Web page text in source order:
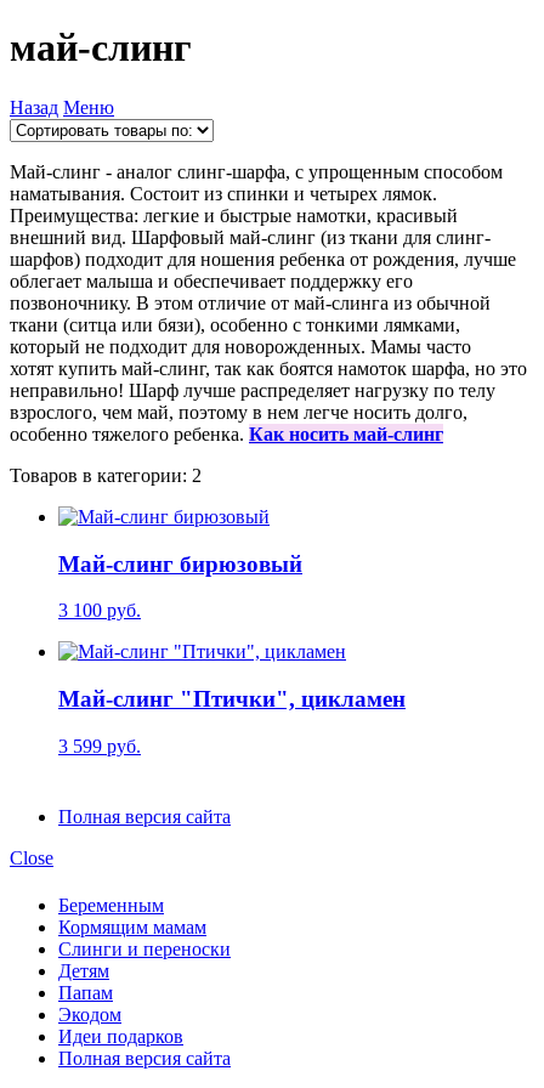
май-слинг
Назад Меню
Май-слинг - аналог слинг-шарфа, с упрощенным способом
наматывания. Состоит из спинки и четырех лямок.
Преимущества: легкие и быстрые намотки, красивый
внешний вид. Шарфовый май-слинг (из ткани для слинг-
шарфов) подходит для ношения ребенка от рождения, лучше
облегает малыша и обеспечивает поддержку его
позвоночнику. В этом отличие от май-слинга из обычной
ткани (ситца или бязи), особенно с тонкими лямками,
который не подходит для новорожденных. Мамы часто
хотят купить май-слинг, так как боятся намоток шарфа, но это
неправильно! Шарф лучше распределяет нагрузку по телу
взрослого, чем май, поэтому в нем легче носить долго,
особенно тяжелого ребенка. Как носить май-слинг
Товаров в категории: 2
Май-слинг бирюзовый
3 100 руб.
Май-слинг "Птички", цикламен
3 599 руб.
Полная версия сайта
Close
Беременным
Кормящим мамам
Слинги и переноски
Детям
Папам
Экодом
Идеи подарков
Полная версия сайта